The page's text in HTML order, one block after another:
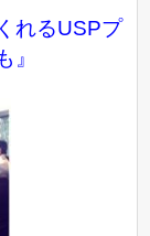
れるUSPプ
』